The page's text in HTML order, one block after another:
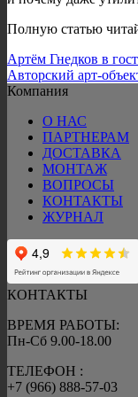
Полную статью
Артём Гнедков в
Авторский арт-
Компания
О НАС
ПАРТНЕРАМ
ДОСТАВКА
МОНТАЖ
ВОПРОСЫ
КОНТАКТЫ
ЖУРНАЛ
КОНТАКТЫ
ВРЕМЯ РАБОТЫ:
Пн-Сб 9.00-18.00
ТЕЛЕФОН :
+7 (966) 888-57-03